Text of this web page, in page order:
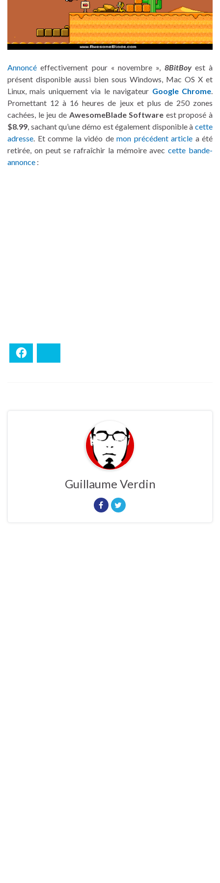
Annoncé effectivement pour « novembre », 8BitBoy est à
présent disponible aussi bien sous Windows, Mac OS X et
Linux, mais uniquement via le navigateur Google Chrome.
Promettant 12 à 16 heures de jeux et plus de 250 zones
cachées, le jeu de AwesomeBlade Software est proposé à
$8.99, sachant qu’une démo est également disponible à cette
adresse. Et comme la vidéo de mon précédent article a été
retirée, on peut se rafraîchir la mémoire aveccette bande-
annonce :
Guillaume Verdin